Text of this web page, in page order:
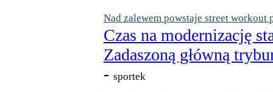
Nad zalewem powstaje street workout
Czas na modernizację
Zadaszoną główną
- sportek